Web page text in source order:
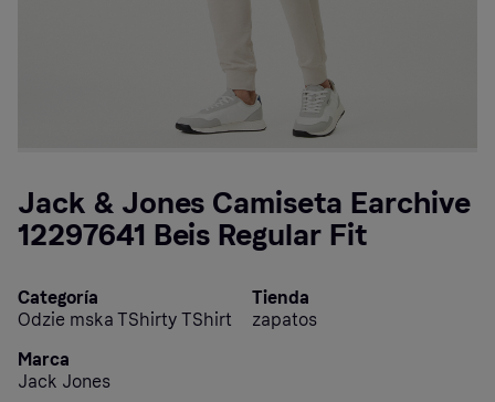
Jack & Jones Camiseta Earchive
12297641 Beis Regular Fit
Categoría
Odzie mska TShirty TShirt
Tienda
zapatos
Marca
Jack Jones